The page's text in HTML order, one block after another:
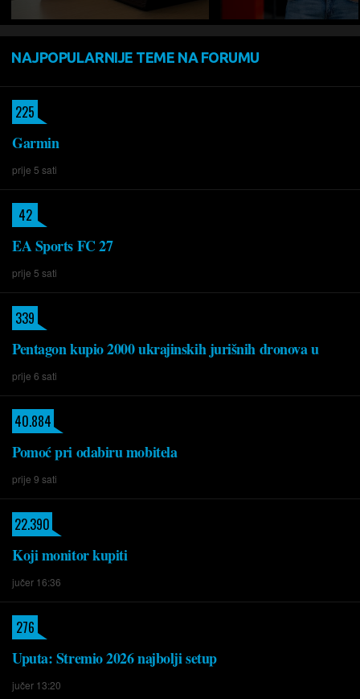
NAJPOPULARNIJE TEME NA FORUMU
Garmin
prije 5 sati
225
EA Sports FC 27
prije 5 sati
42
Pentagon kupio 2000 ukrajinskih jurišnih dronova u
prije 6 sati
339
Pomoć pri odabiru mobitela
prije 9 sati
40.884
Koji monitor kupiti
jučer 16:36
22.390
Uputa: Stremio 2026 najbolji setup
jučer 13:20
276